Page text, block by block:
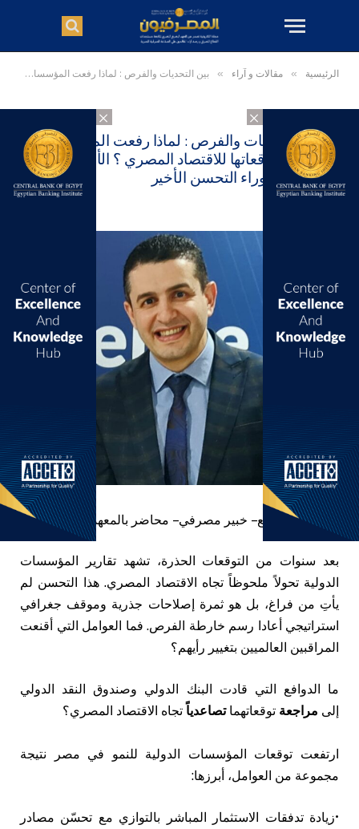
×
×
الرئيسية » مقالات و آراء » بين التحديات والفرص : لماذا رفعت المؤسسات الدولية توقعاتها للاقتصاد المصري ؟ الأسباب الحقيقية وراء التحسن الأخير
بين التحديات والفرص : لماذا رفعت المؤسسات
الدولية توقعاتها للاقتصاد المصري ؟ الأسباب
الحقيقية وراء التحسن الأخير
د. محمد ربيع – خبير مصرفي – محاضر بالمعهد المصرفي
بعد سنوات من التوقعات الحذرة، تشهد تقارير المؤسسات
الدولية تحولاً ملحوظاً تجاه الاقتصاد المصري. هذا التحسن لم
يأتِ من فراغ، بل هو ثمرة إصلاحات جذرية وموقف جغرافي
استراتيجي أعادا رسم خارطة الفرص. فما العوامل التي أقنعت
المراقبين العالميين بتغيير رأيهم؟
ما الدوافع التي قادت البنك الدولي وصندوق النقد الدولي
إلى مراجعة توقعاتهماتصاعدياً تجاه الاقتصاد المصري؟
ارتفعت توقعات المؤسسات الدولية للنمو في مصر نتيجة
مجموعة من العوامل، أبرزها:
•زيادة تدفقات الاستثمار المباشر بالتوازي مع تحسّن مصادر